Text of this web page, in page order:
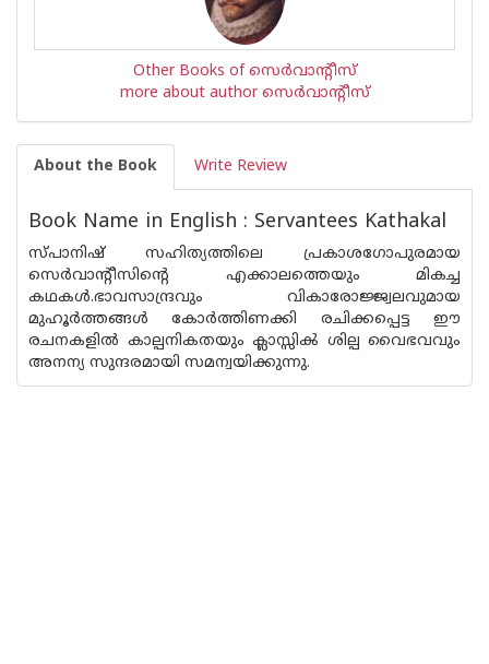
Other Books of സെര്‍‌വാന്റീസ്
more about author സെര്‍‌വാന്റീസ്
About the Book Write Review
Book Name in English : Servantees Kathakal‌
സ്പാനിഷ് സഹിത്യത്തിലെ പ്രകാശഗോപുരമായ
സെര്‍വാന്റീസിന്റെ എക്കാലത്തെയും മികച്ച
കഥകള്‍.ഭാവസാന്ദ്രവും വികാരോജ്ജ്വലവുമായ
മുഹൂര്‍ത്തങ്ങള്‍ കോര്‍ത്തിണക്കി രചിക്കപ്പെട്ട ഈ
രചനകളില്‍ കാല്പനികതയും ക്ലാസ്സിൿ ശില്പ വൈഭവവും
അനന്യ സുന്ദരമായി സമന്വയിക്കുന്നു.